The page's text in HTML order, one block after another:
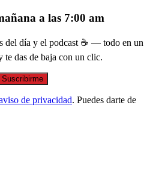
a las 7:00 am
del día y el podcast ☕ — todo en un
te das de baja con un clic.
Suscribirme
de privacidad. Puedes darte de